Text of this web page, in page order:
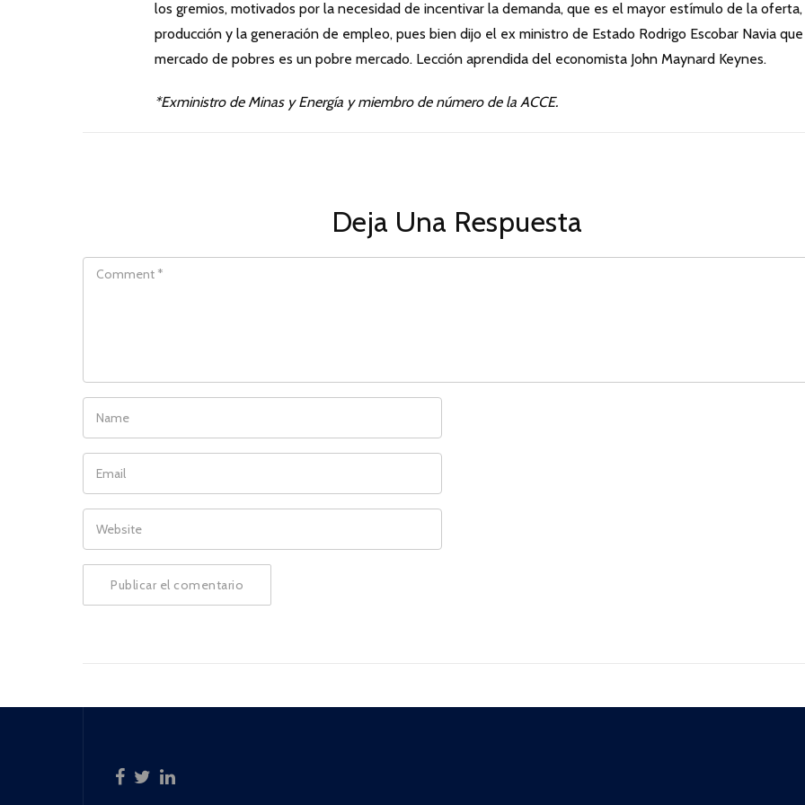
los gremios, motivados por la necesidad de incentivar la demanda, que es el mayor estímulo de la oferta,
producción y la generación de empleo, pues bien dijo el ex ministro de Estado Rodrigo Escobar Navia
mercado de pobres es un pobre mercado. Lección aprendida del economista John Maynard Keynes.
*Exministro de Minas y Energía y miembro de número de la ACCE.
Deja Una Respuesta